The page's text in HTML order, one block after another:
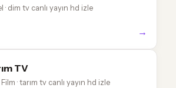
· dim tv canlı yayın hd izle
→
TV
· tarım tv canlı yayın hd izle